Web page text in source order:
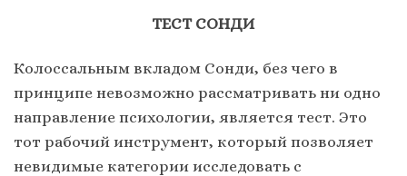
ТЕСТ СОНДИ
Колоссальным вкладом Сонди, без чего в
принципе невозможно рассматривать ни одно
направление психологии, является тест. Это
тот рабочий инструмент, который позволяет
невидимые категории исследовать с